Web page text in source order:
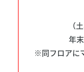
（
年
※同フロアに